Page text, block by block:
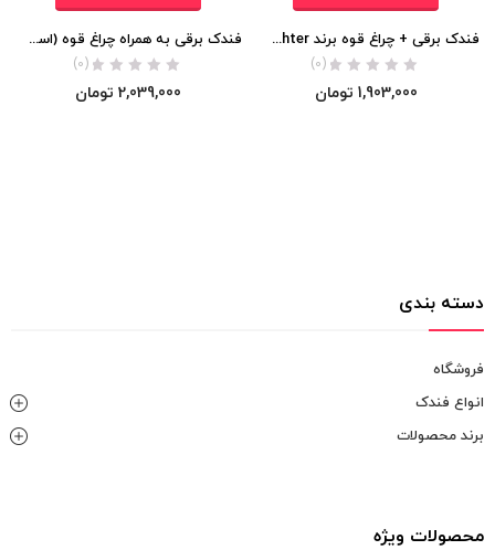
فندک برقی + چراغ قوه برند Lighter (محفظه شیشه ای) اورجینال
(0)
1,903,000 تومان
فندک برقی به همراه چراغ قوه (اسپینری برند ZHONG LONG) اورجینال
(0)
2,039,000 تومان
دسته بندی
فروشگاه
انواع فندک
برند محصولات
محصولات ویژه